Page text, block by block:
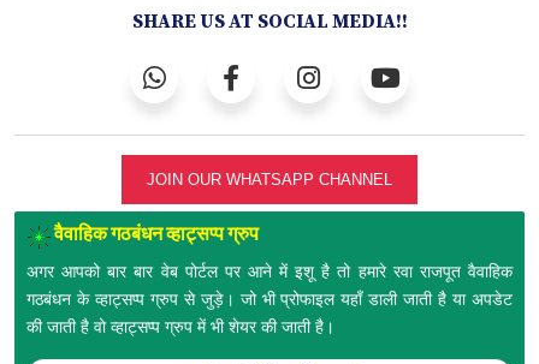
SHARE US AT SOCIAL MEDIA!!
JOIN OUR WHATSAPP CHANNEL
वैवाहिक गठबंधन व्हाट्सप्प ग्रुप
अगर आपको बार बार वेब पोर्टल पर आने में इशू है तो हमारे रवा राजपूत वैवाहिक
गठबंधन के व्हाट्सप्प ग्रुप से जुड़े। जो भी प्रोफाइल यहाँ डाली जाती है या अपडेट
की जाती है वो व्हाट्सप्प ग्रुप में भी शेयर की जाती है।